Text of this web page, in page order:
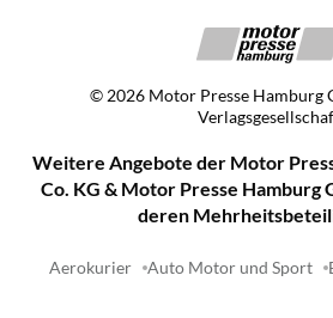
© 2026 Motor Presse Hamburg
Weitere Angebote der Motor
Co. KG & Motor Presse Hamburg
deren
Aerokurier Auto Motor und Sport